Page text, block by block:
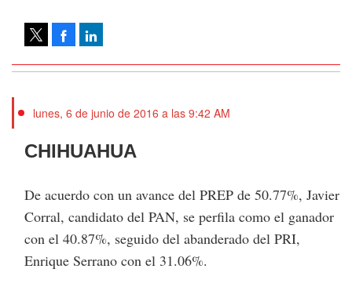
lunes, 6 de junio de 2016 a las 9:42 AM
CHIHUAHUA
De acuerdo con un avance del PREP de 50.77%, Javier
Corral, candidato del PAN, se perfila como el ganador
con el 40.87%, seguido del abanderado del PRI,
Enrique Serrano con el 31.06%.
Facebook